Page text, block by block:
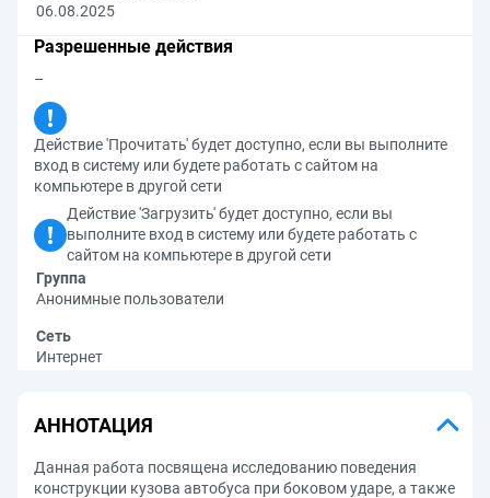
06.08.2025
Разрешенные действия
–
Действие 'Прочитать' будет доступно, если вы выполните
вход в систему или будете работать с сайтом на
компьютере в другой сети
Действие 'Загрузить' будет доступно, если вы
выполните вход в систему или будете работать с
сайтом на компьютере в другой сети
Группа
Анонимные пользователи
Сеть
Интернет
АННОТАЦИЯ
Данная работа посвящена исследованию поведения
конструкции кузова автобуса при боковом ударе, а также